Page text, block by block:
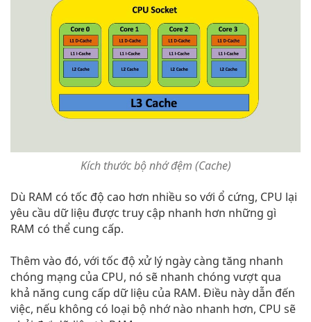
Kích thước bộ nhớ đệm (Cache)
Dù RAM có tốc độ cao hơn nhiều so với ổ cứng, CPU lại
yêu cầu dữ liệu được truy cập nhanh hơn những gì
RAM có thể cung cấp.
Thêm vào đó, với tốc độ xử lý ngày càng tăng nhanh
chóng mạng của CPU, nó sẽ nhanh chóng vượt qua
khả năng cung cấp dữ liệu của RAM. Điều này dẫn đến
việc, nếu không có loại bộ nhớ nào nhanh hơn, CPU sẽ